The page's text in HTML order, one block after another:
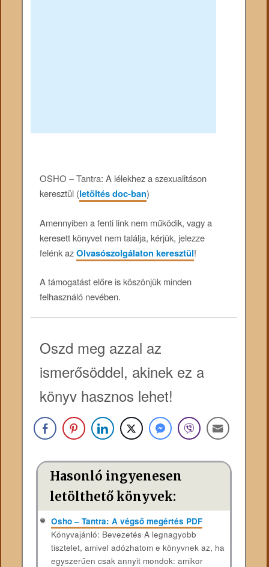
OSHO – Tantra: A lélekhez a szexualitáson
keresztül (letöltés doc-ban)
Amennyiben a fenti link nem működik, vagy a
keresett könyvet nem találja, kérjük, jelezze
felénk azOlvasószolgálaton keresztül!
A támogatást előre is köszönjük minden
felhasználó nevében.
Oszd meg azzal az
ismerősöddel, akinek ez a
könyv hasznos lehet!
Hasonló ingyenesen
letölthető könyvek:
Osho – Tantra: A végső megértés PDF
Könyvajánló: Bevezetés A legnagyobb
tisztelet, amivel adózhatom e könyvnek az, ha
egyszerűen csak annyit mondok: amikor